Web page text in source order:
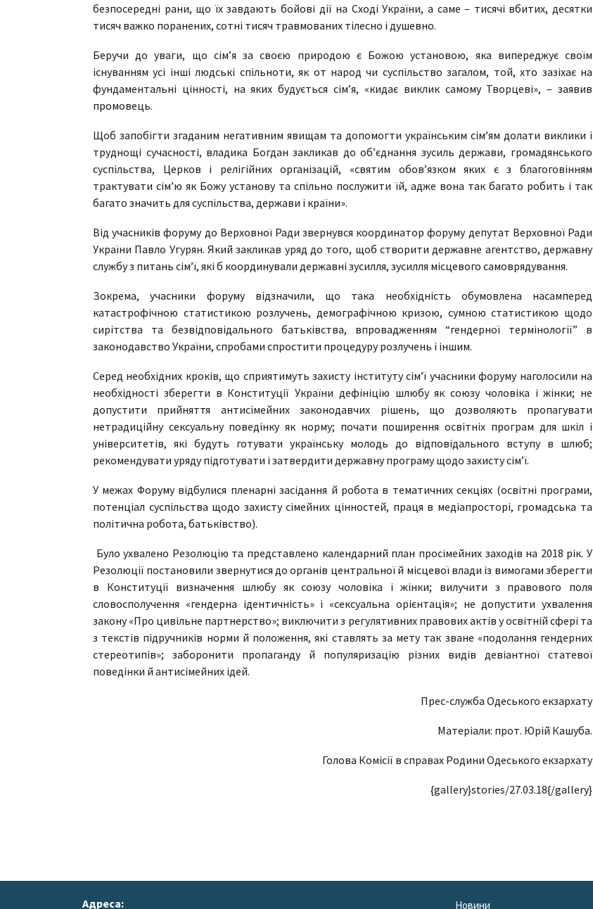
безпосередні рани, що їх завдають бойові дії на Сході України, а саме – тисячі вбитих, десятки
тисяч важко поранених, сотні тисяч травмованих тілесно і душевно.
Беручи до уваги, що сім’я за своєю природою є Божою установою, яка випереджує своїм
існуванням усі інші людські спільноти, як от народ чи суспільство загалом, той, хто зазіхає на
фундаментальні цінності, на яких будується сім’я, «кидає виклик самому Творцеві», – заявив
промовець.
Щоб запобігти згаданим негативним явищам та допомогти українським сім’ям долати виклики і
труднощі сучасності, владика Богдан закликав до об’єднання зусиль держави, громадянського
суспільства, Церков і релігійних організацій, «святим обов’язком яких є з благоговінням
трактувати сім’ю як Божу установу та спільно послужити їй, адже вона так багато робить і так
багато значить для суспільства, держави і країни».
Від учасників форуму до Верховної Ради звернувся координатор форуму депутат Верховної Ради
України Павло Угурян. Який закликав уряд до того, щоб створити державне агентство, державну
службу з питань сім’ї, які б координували державні зусилля, зусилля місцевого самоврядування.
Зокрема, учасники форуму відзначили, що така необхідність обумовлена насамперед
катастрофічною статистикою розлучень, демографічною кризою, сумною статистикою щодо
сирітства та безвідповідального батьківства, впровадженням “гендерної термінології” в
законодавство України, спробами спростити процедуру розлучень і іншим.
Серед необхідних кроків, що сприятимуть захисту інституту сім’ї учасники форуму наголосили на
необхідності зберегти в Конституції України дефініцію шлюбу як союзу чоловіка і жінки; не
допустити прийняття антисімейних законодавчих рішень, що дозволяють пропагувати
нетрадиційну сексуальну поведінку як норму; почати поширення освітніх програм для шкіл і
університетів, які будуть готувати українську молодь до відповідального вступу в шлюб;
рекомендувати уряду підготувати і затвердити державну програму щодо захисту сім’ї.
У межах Форуму відбулися пленарні засідання й робота в тематичних секціях (освітні програми,
потенціал суспільства щодо захисту сімейних цінностей, праця в медіапросторі, громадська та
політична робота, батьківство).
Було ухвалено Резолюцію та представлено календарний план просімейних заходів на 2018 рік. У
Резолюції постановили звернутися до органів центральної й місцевої влади із вимогами зберегти
в Конституції визначення шлюбу як союзу чоловіка і жінки; вилучити з правового поля
словосполучення «гендерна ідентичність» і «сексуальна орієнтація»; не допустити ухвалення
закону «Про цивільне партнерство»; виключити з регулятивних правових актів у освітній сфері та
з текстів підручників норми й положення, які ставлять за мету так зване «подолання гендерних
стереотипів»; заборонити пропаганду й популяризацію різних видів девіантної статевої
поведінки й антисімейних ідей.
Прес-служба Одеського екзархату
Матеріали: прот. Юрій Кашуба.
Голова Комісії в справах Родини Одеського екзархату
{gallery}stories/27.03.18{/gallery}
Адреса: Новини